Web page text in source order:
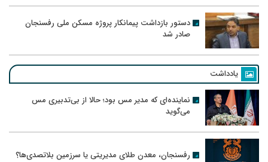
دستور بازداشت پیمانکار پروژه مسکن ملی رفسنجان
صادر شد
یادداشت
نماینده‌ای که مدیر مس بود؛ حالا از بی‌تدبیری مس
می‌گوید
رفسنجان، معدن طلای مدیریتی یا سرزمین بلاتصدی‌ها؟